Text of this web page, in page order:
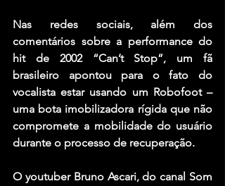
Nas redes sociais, além dos
comentários sobre a performance do
hit de 2002 “Can’t Stop”, um fã
brasileiro apontou para o fato do
vocalista estar usando um Robofoot –
uma bota imobilizadora rígida que não
compromete a mobilidade do usuário
durante o processo de recuperação.
O youtuber Bruno Ascari, do canal Som